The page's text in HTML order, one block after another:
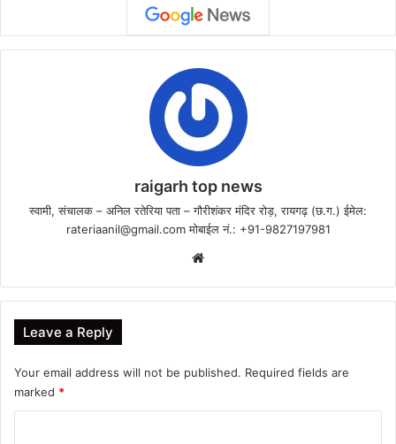
raigarh top news
स्वामी, संचालक – अनिल रतेरिया पता – गौरीशंकर मंदिर रोड़, रायगढ़ (छ.ग.) ईमेल:
rateriaanil@gmail.comमोबाईल नं.: +91-9827197981
Leave a Reply
Your email address will not be published. Required fields are
marked *